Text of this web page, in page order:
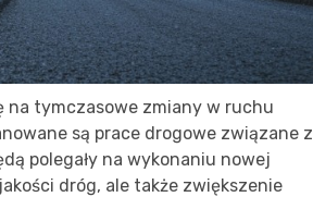
na tymczasowe zmiany w ruchu
są prace drogowe związane z
polegały na wykonaniu nowej
dróg, ale także zwiększenie